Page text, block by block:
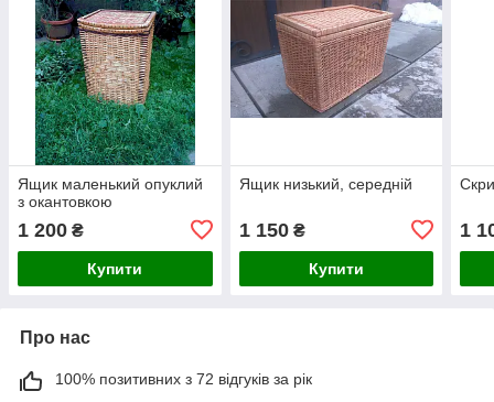
Ящик маленький опуклий
з окантовкою
1 200 ₴
Купити
Ящик низький, середній
1 150₴
Купити
1
Про нас
100% позитивних з 72 відгуків за рік